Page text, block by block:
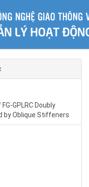
GPLRC Doubly
by Oblique Stiffeners